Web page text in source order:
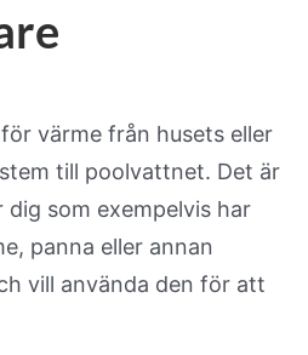
värme från husets eller
till poolvattnet. Det är
som exempelvis har
panna eller annan
vill använda den för att